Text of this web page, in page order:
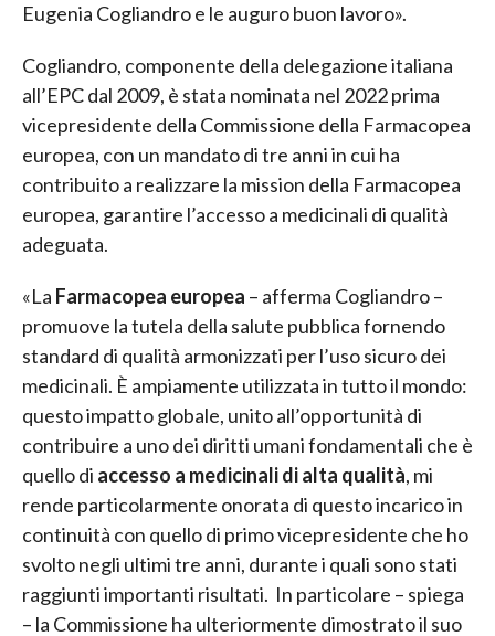
Eugenia Cogliandro e le auguro buon lavoro».
Cogliandro, componente della delegazione italiana
all’EPC dal 2009, è stata nominata nel 2022 prima
vicepresidente della Commissione della Farmacopea
europea, con un mandato di tre anni in cui ha
contribuito a realizzare la mission della Farmacopea
europea, garantire l’accesso a medicinali di qualità
adeguata.
«La Farmacopea europea – afferma Cogliandro –
promuove la tutela della salute pubblica fornendo
standard di qualità armonizzati per l’uso sicuro dei
medicinali. È ampiamente utilizzata in tutto il mondo:
questo impatto globale, unito all’opportunità di
contribuire a uno dei diritti umani fondamentali che è
quello di accesso a medicinali di alta qualità, mi
rende particolarmente onorata di questo incarico in
continuità con quello di primo vicepresidente che ho
svolto negli ultimi tre anni, durante i quali sono stati
raggiunti importanti risultati. In particolare – spiega
– la Commissione ha ulteriormente dimostrato il suo